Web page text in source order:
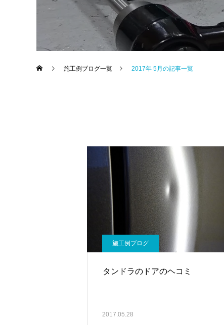
施工例ブログ一覧 2017年 5月の記事一覧
施工例ブログ
タンドラのドアのヘコミ
2017.05.28